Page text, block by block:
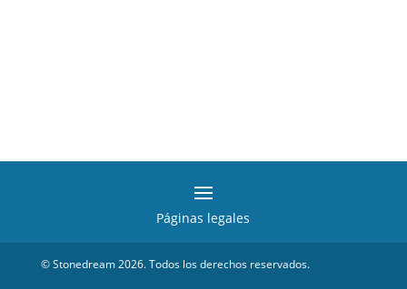
Páginas legales
© Stonedream 2026. Todos los derechos reservados.